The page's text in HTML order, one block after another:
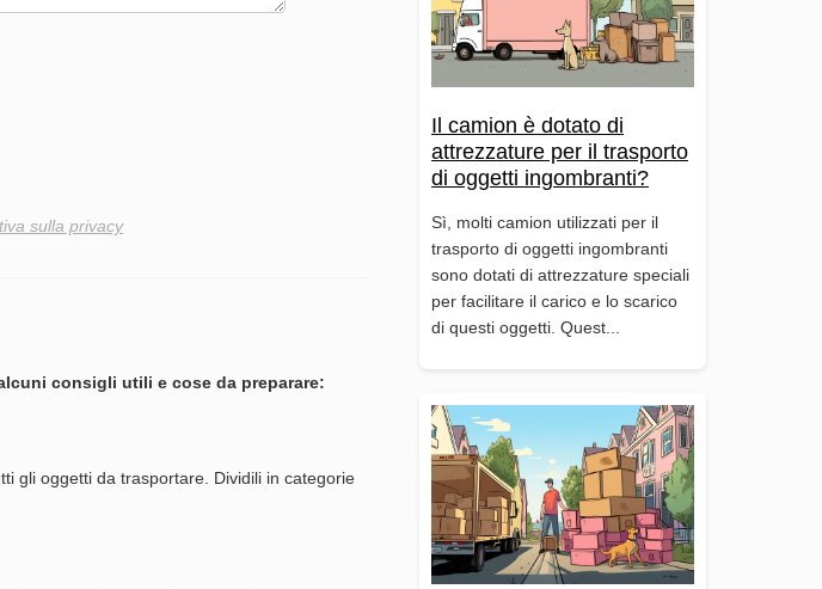
Il camion è dotato di
attrezzature per il trasporto
di oggetti ingombranti?
Sì, molti camion utilizzati per il
trasporto di oggetti ingombranti
sono dotati di attrezzature speciali
per facilitare il carico e lo scarico
di questi oggetti. Quest...
sulla privacy
consigli utili e cose da preparare:
gli oggetti da trasportare. Dividili in categorie